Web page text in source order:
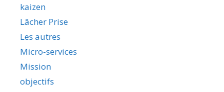
kaizen
Lâcher Prise
Les autres
Micro-services
Mission
objectifs